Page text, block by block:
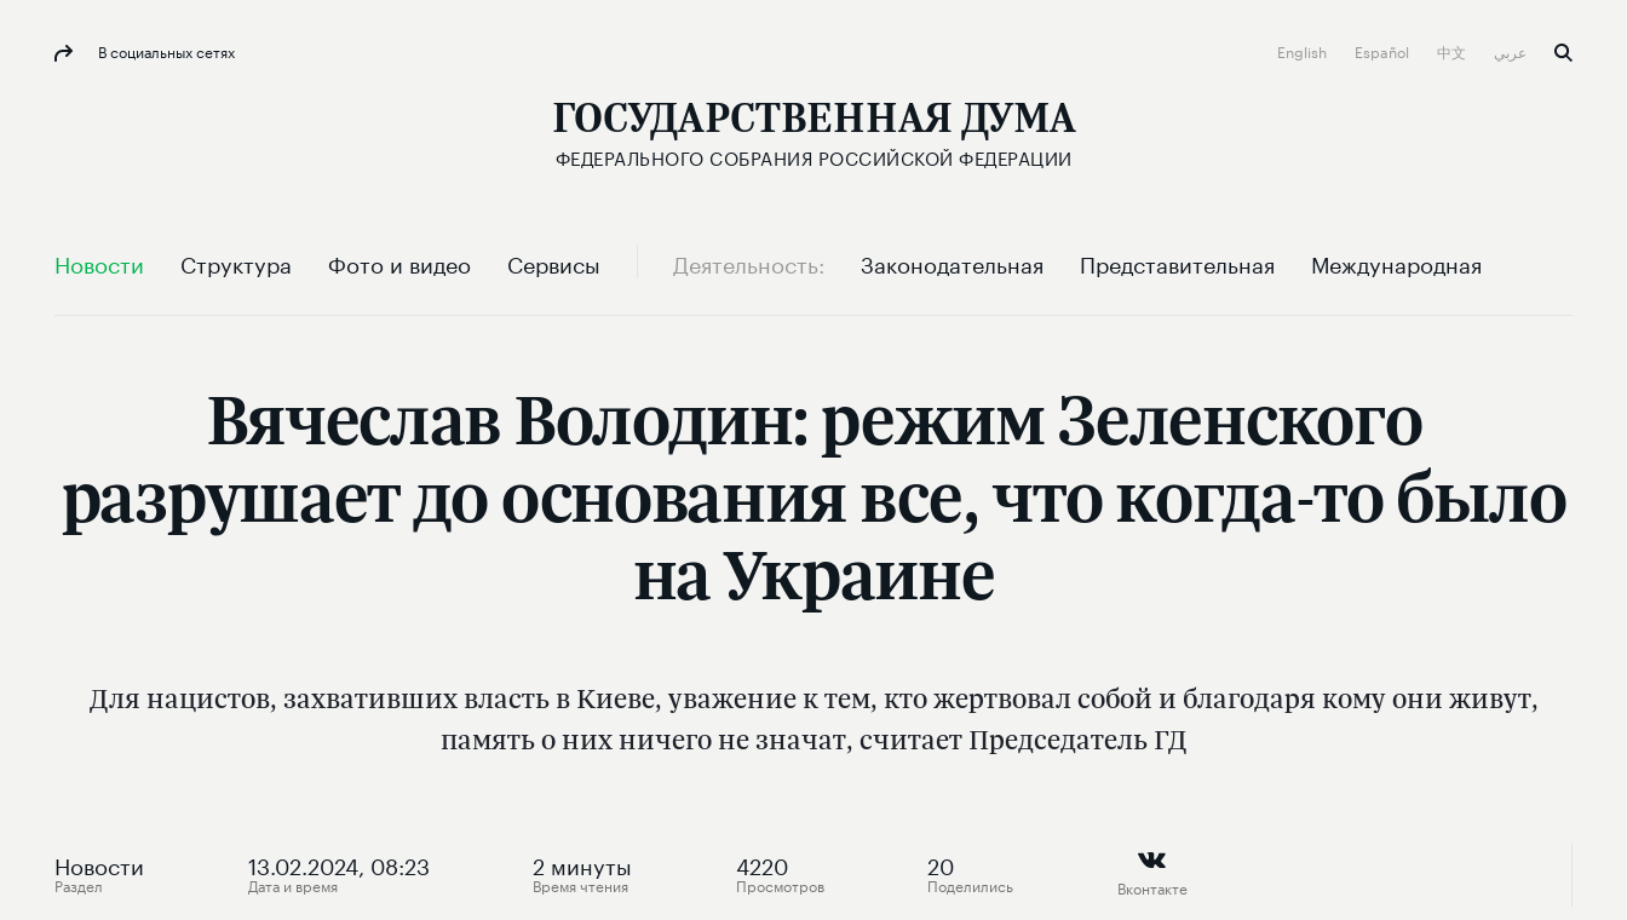
В социальных сетях English Español 中文
ГОСУДАРСТВЕННАЯ ДУМА
ФЕДЕРАЛЬНОГО СОБРАНИЯ РОССИЙСКОЙ ФЕДЕРАЦИИ
Новости Структура Фото и видео Сервисы Деятельность Законодательная Представительная Международная
Вячеслав Володин: режим Зеленского
разрушает до основания все, что когда-то было
на Украине
Для нацистов, захвативших власть в Киеве, уважение к тем, кто жертвовал собой и благодаря кому они живут,
память о них ничего не значат, считает Председатель ГД
Новости
Раздел
13.02.2024, 08:23
Дата и время
2 минуты
Время чтения
4220
Просмотров
20
Поделились Вконтакте